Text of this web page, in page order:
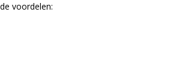
voordelen: